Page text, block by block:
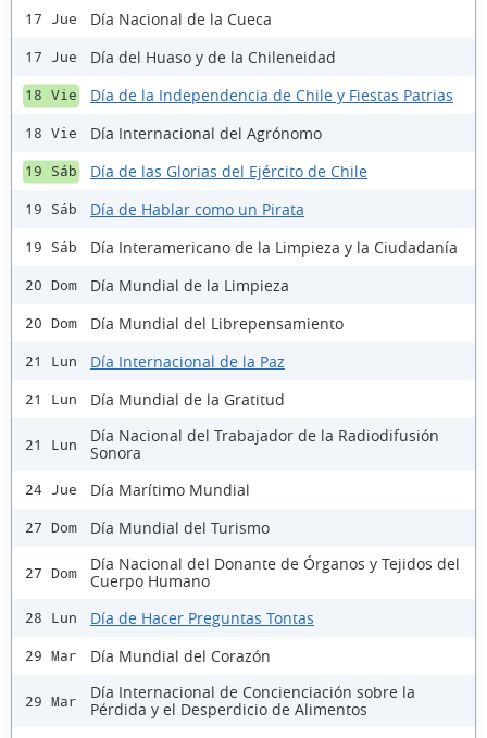
17 Jue Día Nacional de la Cueca
17 Jue Día del Huaso y de la Chileneidad
18 Vie Día de la Independencia de Chile y Fiestas Patrias
18 Vie Día Internacional del Agrónomo
19 Sáb Día de las Glorias del Ejército de Chile
19 Sáb Día de Hablar como un Pirata
19 Sáb Día Interamericano de la Limpieza y la Ciudadanía
20 Dom Día Mundial de la Limpieza
20 Dom Día Mundial del Librepensamiento
21 Lun Día Internacional de la Paz
21 Lun Día Mundial de la Gratitud
21 Lun
Día Nacional del Trabajador de la Radiodifusión
Sonora
24 Jue Día Marítimo Mundial
27 Dom Día Mundial del Turismo
27 Dom
Día Nacional del Donante de Órganos y Tejidos del
Cuerpo Humano
28 Lun Día de Hacer Preguntas Tontas
29 Mar Día Mundial del Corazón
29 Mar
Día Internacional de Concienciación sobre la
Pérdida y el Desperdicio de Alimentos